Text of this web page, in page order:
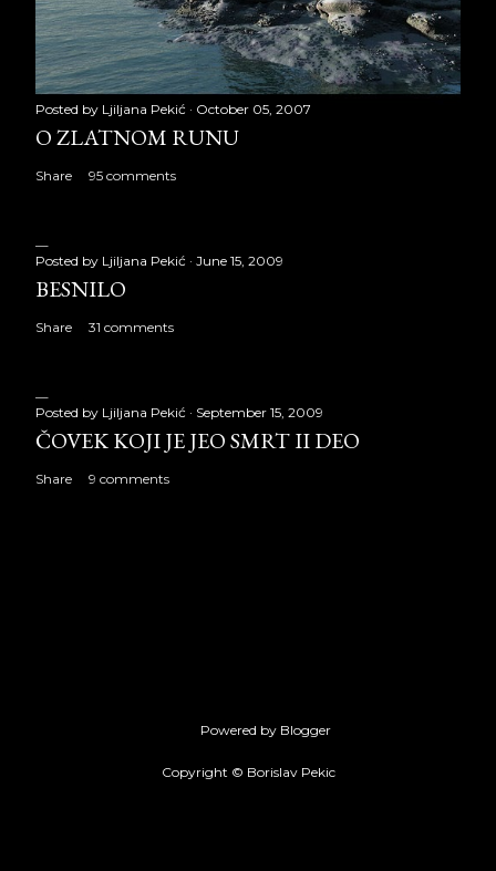
Posted by Ljiljana Pekić October 05, 2007
O ZLATNOM RUNU
Share 95 comments
Posted by Ljiljana Pekić June 15, 2009
BESNILO
Share 31 comments
Posted by Ljiljana Pekić September 15, 2009
ČOVEK KOJI JE JEO SMRT II DEO
Share 9 comments
Powered by Blogger
Copyright © Borislav Pekic